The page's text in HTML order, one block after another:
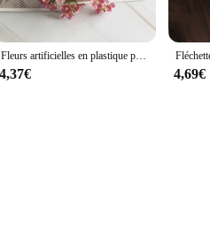
Fleurs artificielles en plastique pour décoration de mariage, drapeau à colle douce, petites et fraîches, All Over Star, 216.239., maison
4,37€ 4,69€